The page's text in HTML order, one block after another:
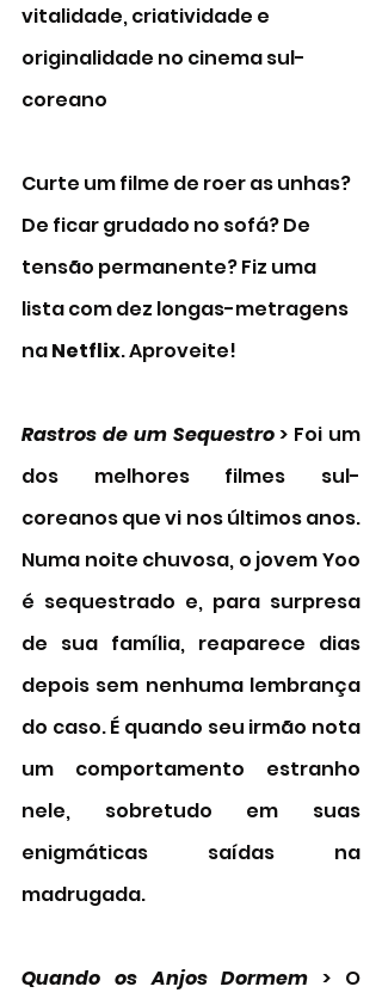
vitalidade, criatividade e
originalidade no cinema sul-
coreano
Curte um filme de roer as unhas?
De ficar grudado no sofá? De
tensão permanente? Fiz uma
lista com dez longas-metragens
na Netflix. Aproveite!
Rastros de um Sequestro > Foi um
dos melhores filmes sul-
coreanos que vi nos últimos anos.
Numa noite chuvosa, o jovem Yoo
é sequestrado e, para surpresa
de sua família, reaparece dias
depois sem nenhuma lembrança
do caso. É quando seu irmão nota
um comportamento estranho
nele, sobretudo em suas
enigmáticas saídas na
madrugada.
Quando os Anjos Dormem > O